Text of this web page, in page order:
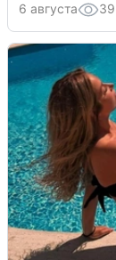
6 августа 39